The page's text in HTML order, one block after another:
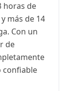
horas de
más de 14
Con un
de
confiable